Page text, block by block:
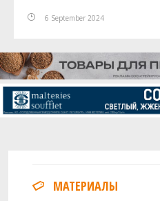
6 September 2024
МАТЕРИАЛЫ